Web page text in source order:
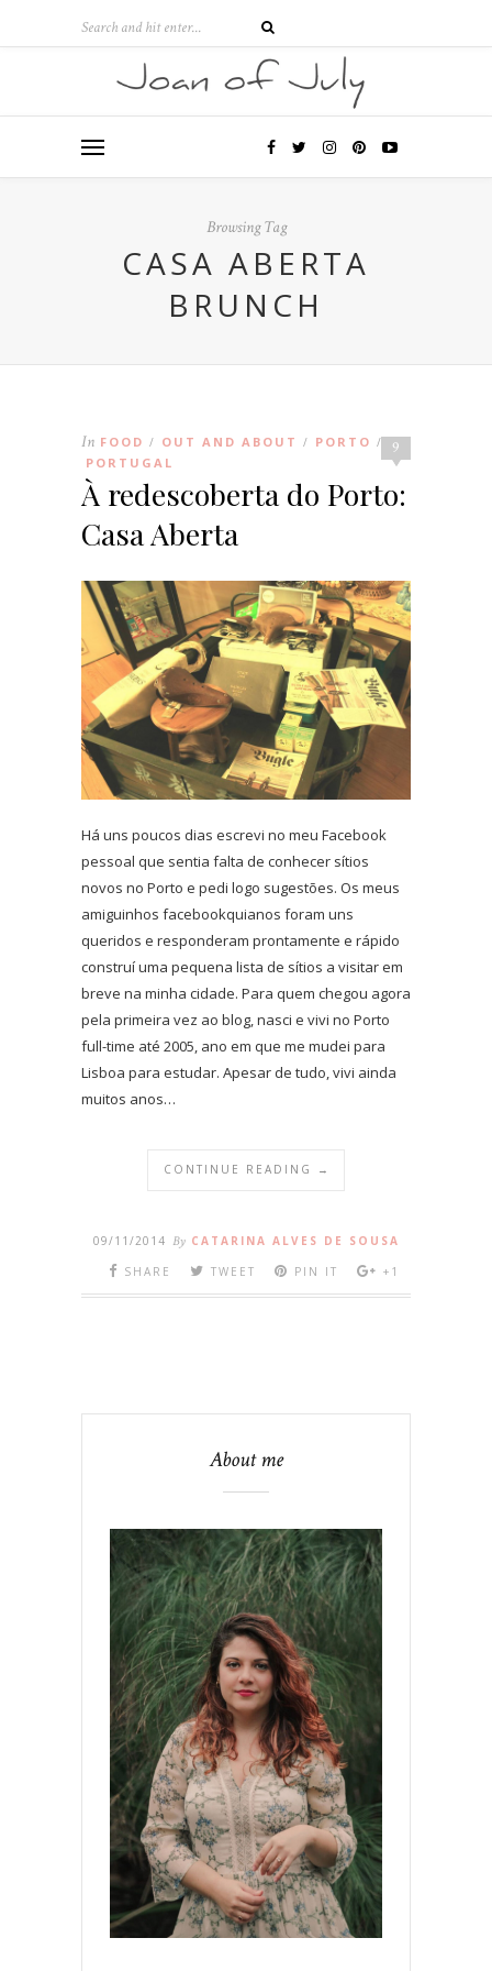
Browsing Tag
CASA ABERTA
BRUNCH
9
In FOOD / OUT AND ABOUT / PORTO /
PORTUGAL
À redescoberta do Porto:
Casa Aberta
Há uns poucos dias escrevi no meu Facebook
pessoal que sentia falta de conhecer sítios
novos no Porto e pedi logo sugestões. Os meus
amiguinhos facebookquianos foram uns
queridos e responderam prontamente e rápido
construí uma pequena lista de sítios a visitar em
breve na minha cidade. Para quem chegou agora
pela primeira vez ao blog, nasci e vivi no Porto
full-time até 2005, ano em que me mudei para
Lisboa para estudar. Apesar de tudo, vivi ainda
muitos anos…
CONTINUE READING →
09/11/2014 By CATARINA ALVES DE SOUSA
SHARE
TWEET PIN IT +1
About me